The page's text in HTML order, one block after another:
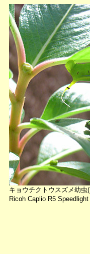
キョウチクトウスズメ幼虫
Ricoh Caplio R5 Speedlight